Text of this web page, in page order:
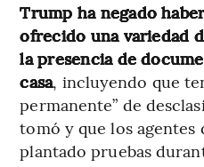
Trump ha negado
ofrecido una variedad
la presencia de
casa, incluyendo que
permanente” de
tomó y que los agentes
plantado pruebas